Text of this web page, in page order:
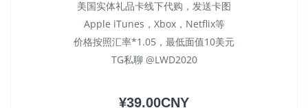
美国实体礼品卡线下代购，发送卡图
Apple iTunes，Xbox，Netflix等
价格按照汇率*1.05，最低面值10美元
TG私聊 @LWD2020
¥39.00CNY